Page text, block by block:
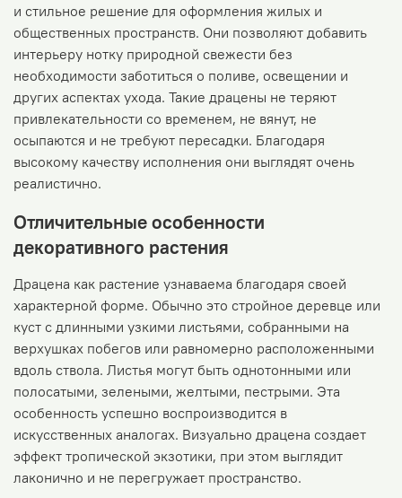
и стильное решение для оформления жилых и
общественных пространств. Они позволяют добавить
интерьеру нотку природной свежести без
необходимости заботиться о поливе, освещении и
других аспектах ухода. Такие драцены не теряют
привлекательности со временем, не вянут, не
осыпаются и не требуют пересадки. Благодаря
высокому качеству исполнения они выглядят очень
реалистично.
Отличительные особенности
декоративного растения
Драцена как растение узнаваема благодаря своей
характерной форме. Обычно это стройное деревце или
куст с длинными узкими листьями, собранными на
верхушках побегов или равномерно расположенными
вдоль ствола. Листья могут быть однотонными или
полосатыми, зелеными, желтыми, пестрыми. Эта
особенность успешно воспроизводится в
искусственных аналогах. Визуально драцена создает
эффект тропической экзотики, при этом выглядит
лаконично и не перегружает пространство.